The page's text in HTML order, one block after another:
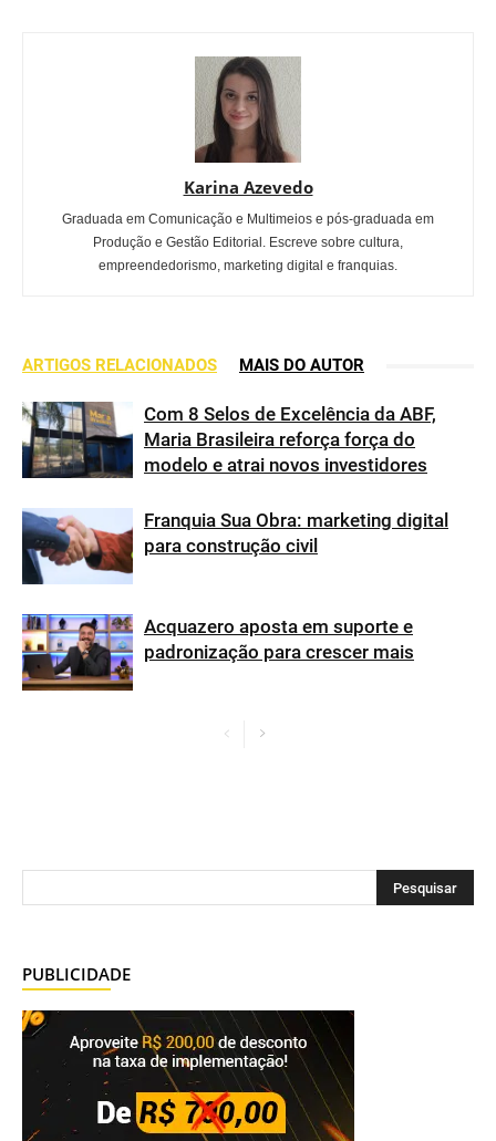
Karina Azevedo
Graduada em Comunicação e Multimeios e pós-graduada em
Produção e Gestão Editorial. Escreve sobre cultura,
empreendedorismo, marketing digital e franquias.
ARTIGOS RELACIONADOS MAIS DO AUTOR
Com 8 Selos de Excelência da ABF,
Maria Brasileira reforça força do
modelo e atrai novos investidores
Franquia Sua Obra: marketing digital
para construção civil
Acquazero aposta em suporte e
padronização para crescer mais
PUBLICIDADE